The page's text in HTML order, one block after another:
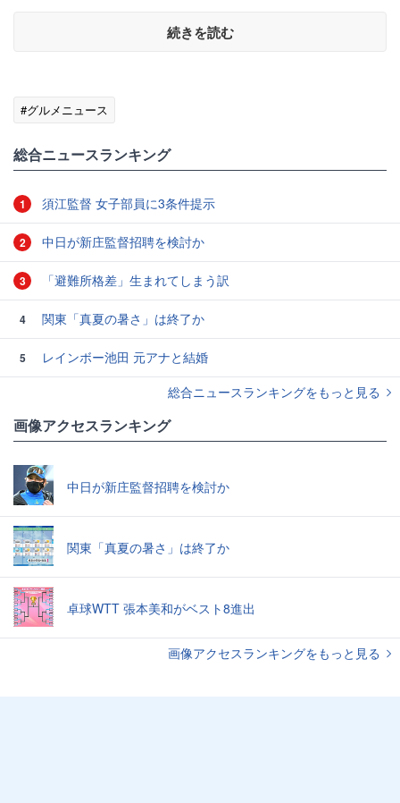
続きを読む
#グルメニュース
総合ニュースランキング
1 須江監督 女子部員に3条件提示
2 中日が新庄監督招聘を検討か
3 「避難所格差」生まれてしまう訳
4 関東「真夏の暑さ」は終了か
5
レインボー池田 元アナと結婚
総合ニュースランキングをもっと見る
画像アクセスランキング
中日が新庄監督招聘を検討か
関東「真夏の暑さ」は終了か
卓球WTT 張本美和がベスト8進出
画像アクセスランキングをもっと見る